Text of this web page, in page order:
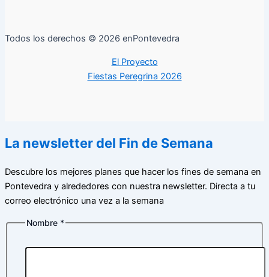
Todos los derechos © 2026 enPontevedra
El Proyecto
Fiestas Peregrina 2026
La newsletter del Fin de Semana
Descubre los mejores planes que hacer los fines de semana en
Pontevedra y alrededores con nuestra newsletter. Directa a tu
correo electrónico una vez a la semana
Nombre *